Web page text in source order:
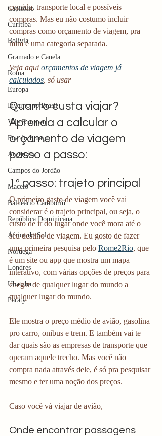
Capitólio
Curitiba
Bolívia
Gramado e Canela
Roma
Europa
Inverno no Brasil
Vale Europeu
Foz do Iguaçu
Argentina
Campos do Jordão
Maceió
Balneário Camboriú
República Dominicana
África do Sul
Noruega
Londres
Ubatuba
Paraty
comida, transporte local e possíveis
compras. Mas eu não costumo incluir
compras como orçamento de viagem, pra
mim é uma categoria separada.
Veja aqui orçamentos de viagem já
calculados , só usar
Quanto custa viajar?
Aprenda a calcular o
orçamento de viagem
passo a passo:
1º passo: trajeto principal
O primeiro gasto de viagem você vai
considerar é o trajeto principal, ou seja, o
custo de ir do lugar onde você mora até o
seu destino de viagem. Eu gosto de fazer
uma primeira pesquisa pelo Rome2Rio, que
é um site ou app que mostra um mapa
interativo, com várias opções de preços para
chegar de qualquer lugar do mundo a
qualquer lugar do mundo.
Ele mostra o preço médio de avião, gasolina
pro carro, onibus e trem. E também vai te
dar quais são as empresas de transporte que
operam aquele trecho. Mas você não
compra nada através dele, é só pra pesquisar
mesmo e ter uma noção dos preços.
Caso você vá viajar de avião,
Onde encontrar passagens